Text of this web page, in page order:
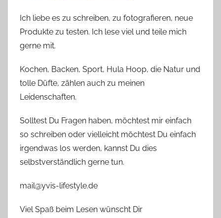
Ich liebe es zu schreiben, zu fotografieren, neue
Produkte zu testen. Ich lese viel und teile mich
gerne mit.
Kochen, Backen, Sport, Hula Hoop, die Natur und
tolle Düfte, zählen auch zu meinen
Leidenschaften.
Solltest Du Fragen haben, möchtest mir einfach
so schreiben oder vielleicht möchtest Du einfach
irgendwas los werden, kannst Du dies
selbstverständlich gerne tun.
mail@yvis-lifestyle.de
Viel Spaß beim Lesen wünscht Dir